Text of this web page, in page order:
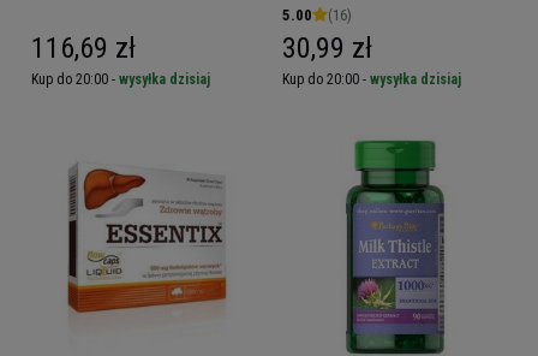
116,69 zł
Kup do 20:00 - wysyłka dzisiaj
5.00 (16)
30,99 zł
Kup do 20:00 - wysyłka dzisiaj